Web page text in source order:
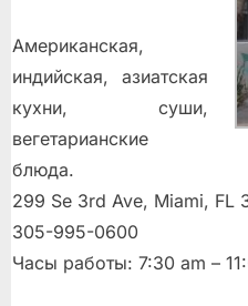
Американская,
индийская, азиатская
кухни, суши,
вегетарианские
блюда.
299 Se 3rd Ave, Miami, FL
305-995-0600
Часы работы: 7:30 am –